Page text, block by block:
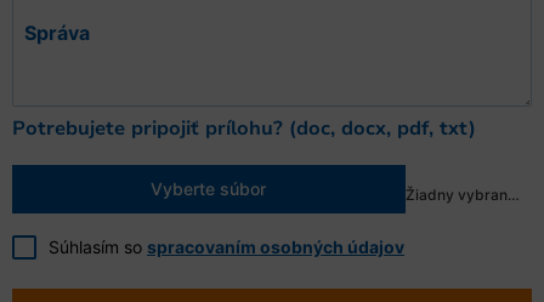
Správa
Potrebujete pripojiť prílohu? (doc, docx, pdf, txt)
Vyberte súbor Žiadny vybraný súbor
Súhlasím so spracovaním osobných údajov